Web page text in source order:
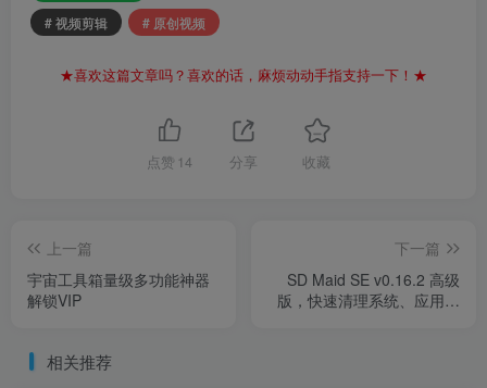
# 视频剪辑
# 原创视频
★喜欢这篇文章吗？喜欢的话，麻烦动动手指支持一下！★
点赞 14 分享 收藏
上一篇
宇宙工具箱量级多功能神器
解锁VIP
下一篇
SD Maid SE v0.16.2 高级
版，快速清理系统、应用、
相关推荐